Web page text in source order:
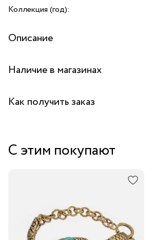
Коллекция (год):
Описание
Наличие в магазинах
Бутик "La Nature" в ТРК "FORT", Москва
Как получить заказ
Курьером за 1-2 дня
Подробнее о сроках доставки
С этим покупают